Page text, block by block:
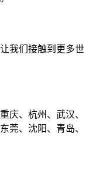
我们接触到更多世
庆、杭州、武汉、
莞、沈阳、青岛、